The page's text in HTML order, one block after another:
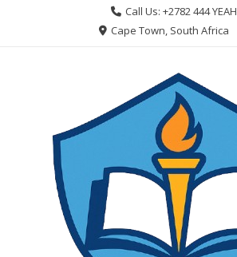
Call Us: +2782 444 YEAH
Cape Town, South Africa